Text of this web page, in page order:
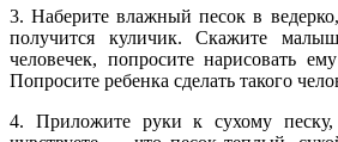
3. Наберите влажный песок в
получится куличик. Скажите
человечек, попросите нарисовать
Попросите ребенка сделать такого
4. Приложите руки к сухому